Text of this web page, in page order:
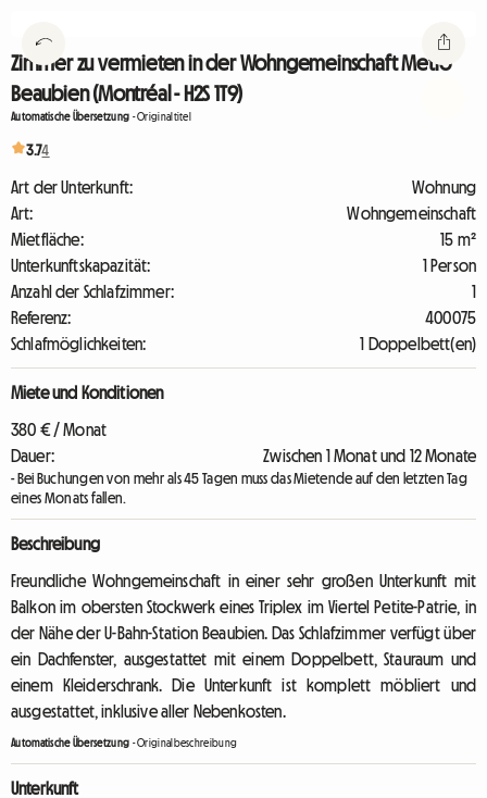
Zimmer zu vermieten in der Wohngemeinschaft Metro
Beaubien (Montréal - H2S 1T9)
Automatische Übersetzung -Originaltitel
3.74
Art der Unterkunft:
Wohnung
Art:
Wohngemeinschaft
Mietfläche:
15 m²
Unterkunftskapazität:
1 Person
Anzahl der Schlafzimmer:
1
Referenz:
400075
Schlafmöglichkeiten:
1 Doppelbett(en)
Miete und Konditionen
380 € / Monat
Dauer:
Zwischen 1 Monat und 12 Monate
- Bei Buchungen von mehr als 45 Tagen muss das Mietende auf den letzten Tag
eines Monats fallen.
Beschreibung
Freundliche Wohngemeinschaft in einer sehr großen Unterkunft mit
Balkon im obersten Stockwerk eines Triplex im Viertel Petite-Patrie, in
der Nähe der U-Bahn-Station Beaubien. Das Schlafzimmer verfügt über
ein Dachfenster, ausgestattet mit einem Doppelbett, Stauraum und
einem Kleiderschrank. Die Unterkunft ist komplett möbliert und
ausgestattet, inklusive aller Nebenkosten.
Automatische Übersetzung -Originalbeschreibung
Unterkunft